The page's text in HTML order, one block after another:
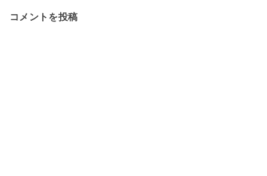
コメントを投稿